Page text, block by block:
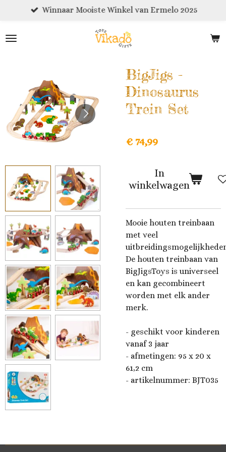
naar
Winnaar Mooiste Winkel van Ermelo 2025
BigJigs -
Dinosaurus
Trein Set
€ 74,99
In
winkelwagen
Mooie houten treinbaan
met veel
De houten treinbaan van
BigJigsToys is universeel
en kan gecombineert
worden met elk ander
merk.
- geschikt voor kinderen
vanaf 3 jaar
- afmetingen: 95 x 20 x
61,2 cm
- artikelnummer: BJT035